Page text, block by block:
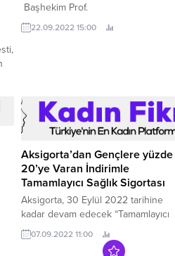
Başhekim Prof.
22.09.2022 15:00
Aksigorta’dan Gençlere yüzde
20’ye Varan İndirimle
Tamamlayıcı Sağlık Sigortası
Aksigorta, 30 Eylül 2022 tarihine
kadar devam edecek “Tamamlayıcı
Sağlık Sigortası Gençlik
Kampanyası” ile 18 – 30 yaş
07.09.2022 11:00